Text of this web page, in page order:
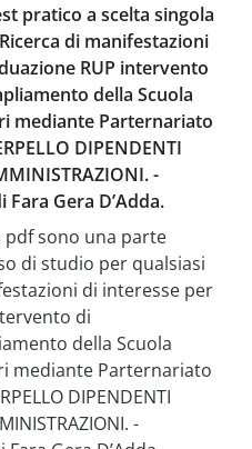
pratico a scelta singola
di manifestazioni
RUP intervento
della Scuola
mediante Parternariato
DIPENDENTI
-
Gera D’Adda.
sono una parte
di studio per qualsiasi
di interesse per
di
della Scuola
mediante Parternariato
DIPENDENTI
-